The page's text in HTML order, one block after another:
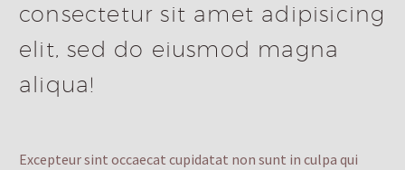
consectetur sit amet adipisicing
elit, sed do eiusmod magna
aliqua!
Excepteur sint occaecat cupidatat non sunt in culpa qui